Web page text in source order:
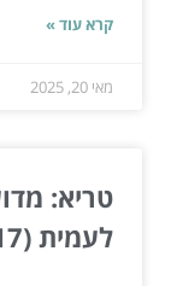
קרא עוד »
מאי 20, 2025
טריא:
לעמית (17 סיבות)